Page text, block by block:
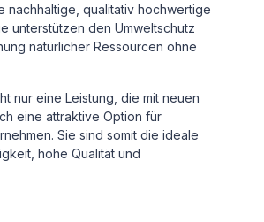
nachhaltige, qualitativ hochwertige
unterstützen den Umweltschutz
natürlicher Ressourcen ohne
nur eine Leistung, die mit neuen
eine attraktive Option für
Sie sind somit die ideale
hohe Qualität und